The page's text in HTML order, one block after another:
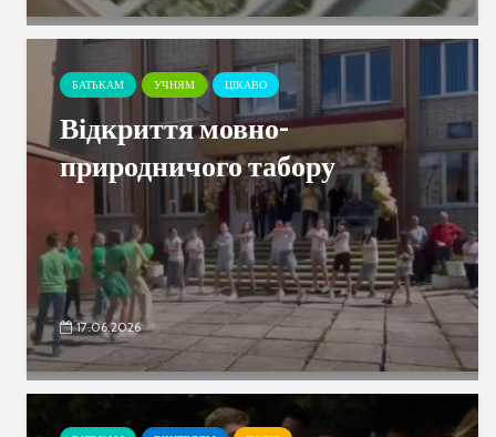
БАТЬКАМ УЧНЯМ ЦІКАВО
Відкриття мовно-
природничого табору
17.06.2026